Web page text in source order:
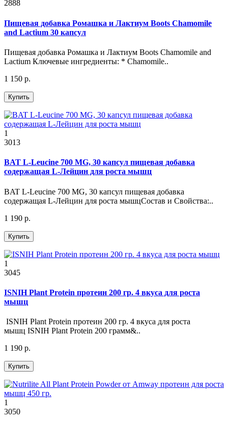
2888
Пищевая добавка Ромашка и Лактиум Boots Chamomile
and Lactium 30 капсул
Пищевая добавка Ромашка и Лактиум Boots Chamomile and
Lactium Ключевые ингредиенты: * Chamomile..
1 150 р.
Купить
1
3013
BAT L-Leucine 700 MG, 30 капсул пищевая добавка
содержащая L-Лейцин для роста мышц
BAT L-Leucine 700 MG, 30 капсул пищевая добавка
содержащая L-Лейцин для роста мышцСостав и Свойства:..
1 190 р.
Купить
1
3045
ISNIH Plant Protein протеин 200 гр. 4 вкуса для роста
мышц
ISNIH Plant Protein протеин 200 гр. 4 вкуса для роста
мышц ISNIH Plant Protein 200 грамм&..
1 190 р.
Купить
1
3050